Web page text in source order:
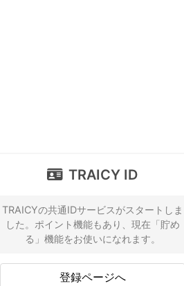
TRAICY ID
TRAICYの共通IDサービスがスタートしま
した。ポイント機能もあり、現在「貯め
る」機能をお使いになれます。
登録ページへ